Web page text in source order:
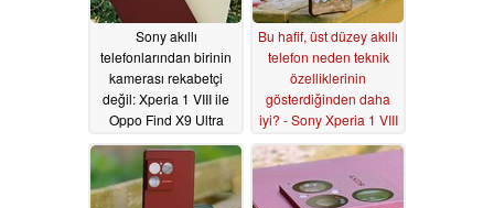
Sony akıllı
telefonlarından birinin
kamerası rekabetçi
değil: Xperia 1 VIII ile
Oppo Find X9 Ultra
07/12/2026
Bu hafif, üst düzey akıllı
telefon neden teknik
özelliklerinin
gösterdiğinden daha
iyi? - Sony Xperia 1 VIII
07/12/2026